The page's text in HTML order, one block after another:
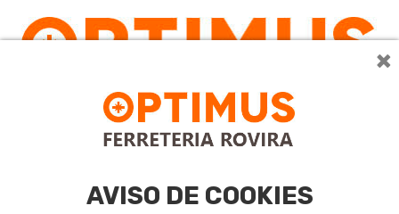
×
AVISO DE COOKIES